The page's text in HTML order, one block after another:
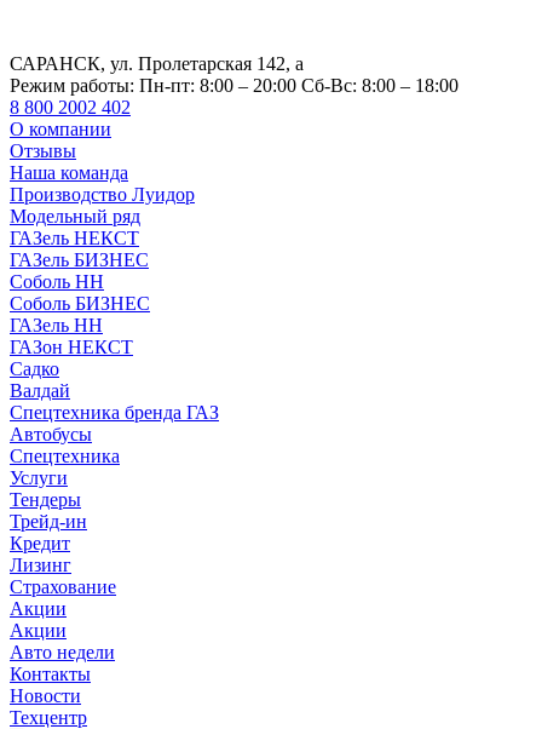
САРАНСК, ул. Пролетарская 142, а
Режим работы: Пн-пт: 8:00 – 20:00 Сб-Вс: 8:00 – 18:00
8 800 2002 402
О компании
Отзывы
Наша команда
Производство Луидор
Модельный ряд
ГАЗель НЕКСТ
ГАЗель БИЗНЕС
Соболь НН
Соболь БИЗНЕС
ГАЗель НН
ГАЗон НЕКСТ
Садко
Валдай
Спецтехника бренда ГАЗ
Автобусы
Спецтехника
Услуги
Тендеры
Трейд-ин
Кредит
Лизинг
Страхование
Акции
Акции
Авто недели
Контакты
Новости
Техцентр